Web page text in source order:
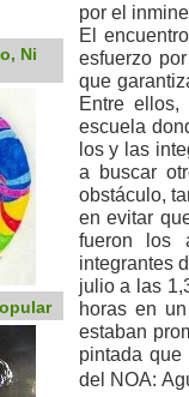
Ni
por el
El
esfuerzo
que
Entre
escuela
los y las
a buscar
obstáculo,
en evitar
fueron los
integrantes
julio a las
horas en
estaban
pintada
del NOA: